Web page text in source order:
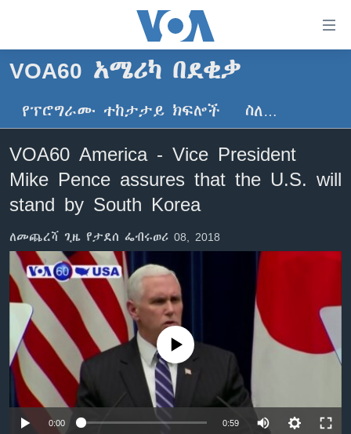
ማገናኛዎች
ዋናው
ይዘት
ወደ
ዋናው
ይዘት
እለፍ
ወደ
ዋናው
ይዘት
እለፍ
ዜና
ኢትዮጵያ
አሜሪካ
ኑሮ በጤንነት
ቪዲዮ
ክምችት
Learning English
ይከተሉን
ቋንቋዎች
VOA60 አሜሪካ በደቂቃ
የፕሮግራሙ ተከታታይ ክፍሎች ስለ…
VOA60 America - Vice President
Mike Pence assures that the U.S. will
stand by South Korea
ለመጨረሻ ጊዜ የታደሰ ፌብሩወሪ 08, 2018
No media source currently available
0:00 0:59